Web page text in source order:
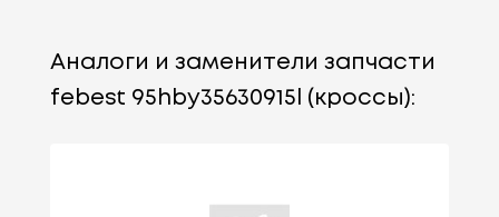
Аналоги и заменители запчасти
febest 95hby35630915l (кроссы):